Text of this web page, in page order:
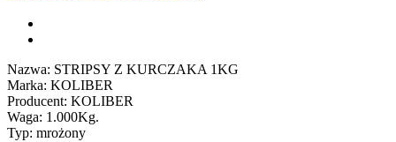
Nazwa: STRIPSY Z KURCZAKA 1KG
Marka: KOLIBER
Producent: KOLIBER
Waga: 1.000Kg.
Typ: mrożony